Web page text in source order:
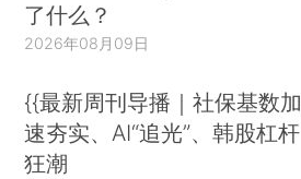
了什么？
2026年08月09日
{{最新周刊导播｜社保基数加
速夯实、AI“追光”、韩股杠杆
狂潮